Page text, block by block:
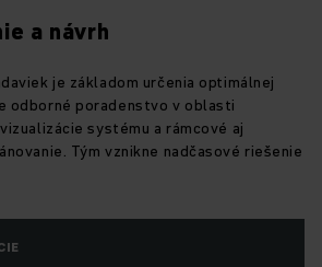
a návrh
je základom určenia optimálnej
odborné poradenstvo v oblasti
systému a rámcové aj
Tým vznikne nadčasové riešenie